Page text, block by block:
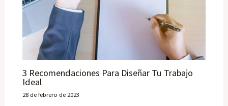
3 Recomendaciones Para Diseñar Tu Trabajo
Ideal
28 de febrero de 2023